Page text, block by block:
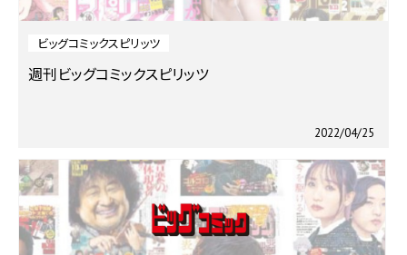
ビッグコミックスピリッツ
週刊ビッグコミックスピリッツ
2022/04/25